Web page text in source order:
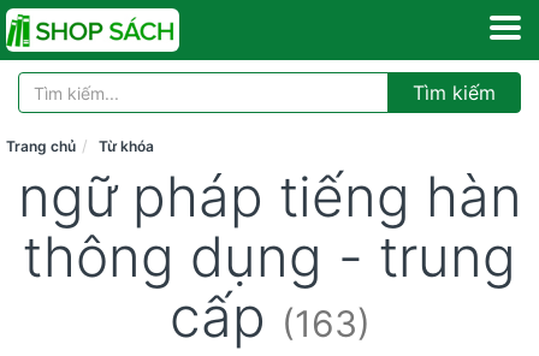
Tìm kiếm
Trang chủ Từ khóa
ngữ pháp tiếng hàn
thông dụng - trung
cấp (163)